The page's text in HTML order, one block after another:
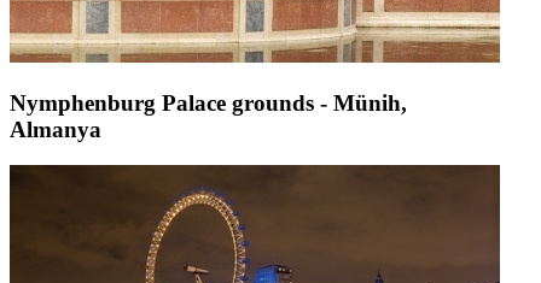
Nymphenburg Palace grounds - Münih,
Almanya